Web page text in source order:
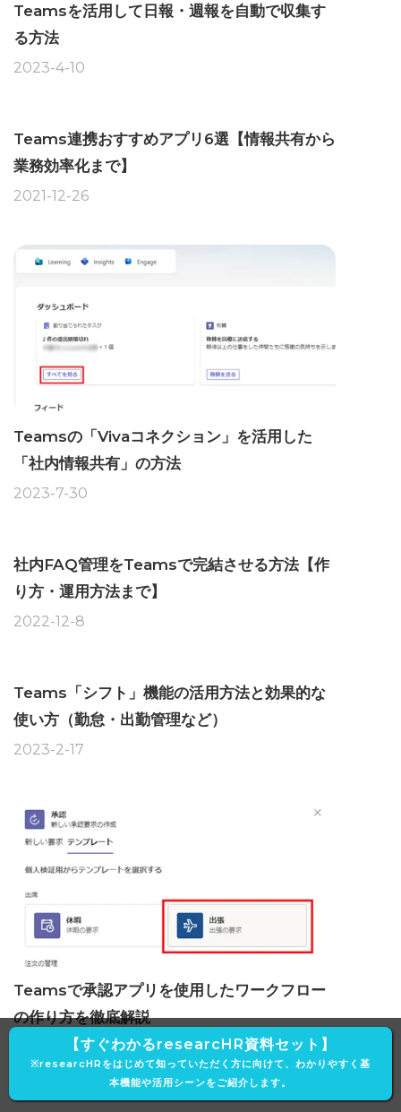
Teamsを活用して日報・週報を自動で収集す
る方法
2023-4-10
Teams連携おすすめアプリ6選【情報共有から
業務効率化まで】
2021-12-26
Teamsの「Vivaコネクション」を活用した
「社内情報共有」の方法
2023-7-30
社内FAQ管理をTeamsで完結させる方法【作
り方・運用方法まで】
2022-12-8
Teams「シフト」機能の活用方法と効果的な
使い方（勤怠・出勤管理など）
2023-2-17
Teamsで承認アプリを使用したワークフロー
の作り方を徹底解説
2022-5-29【すぐわかるresearcHR資料セット】
※researcHRをはじめて知っていただく方に向けて、わかりやすく基
本機能や活用シーンをご紹介します。